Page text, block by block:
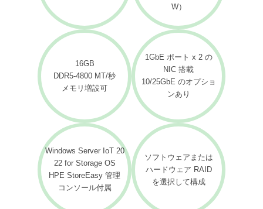
W）
16GB
DDR5-4800 MT/秒
メモリ増設可
1GbE ポート x 2 の
NIC 搭載
10/25GbE のオプショ
ンあり
Windows Server IoT 20
22 for Storage OS
HPE StoreEasy 管理
コンソール付属
ソフトウェアまたは
ハードウェア RAID
を選択して構成